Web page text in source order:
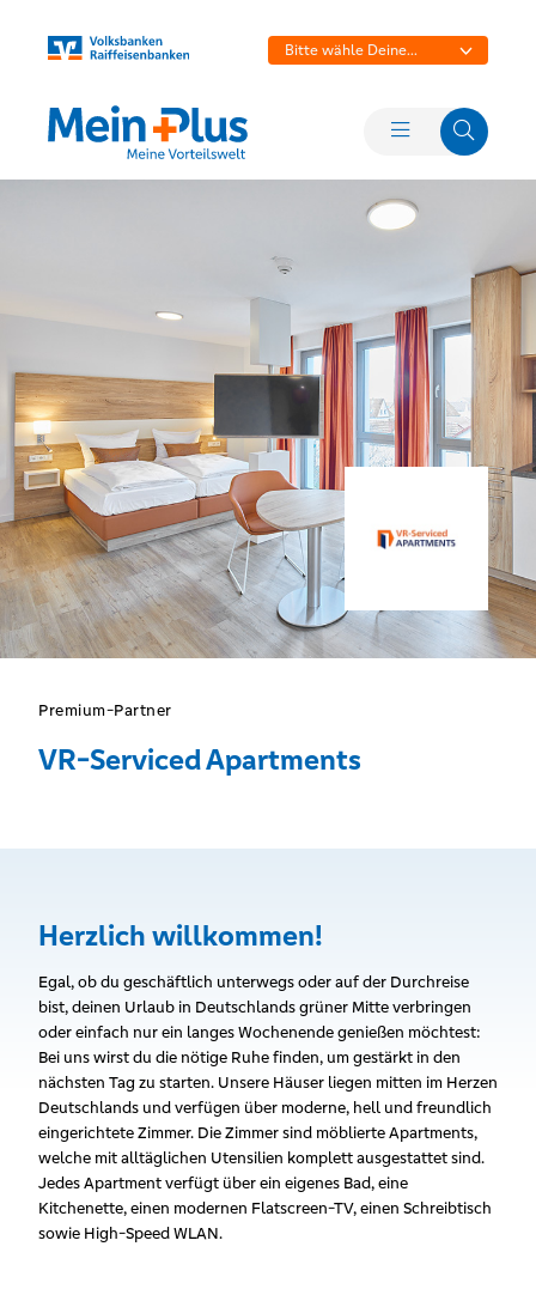
Bitte wähle Deine
Premium-Partner
VR-Serviced Apartments
Herzlich willkommen!
Egal, ob du geschäftlich unterwegs oder auf der Durchreise
bist, deinen Urlaub in Deutschlands grüner Mitte verbringen
oder einfach nur ein langes Wochenende genießen möchtest:
Bei uns wirst du die nötige Ruhe finden, um gestärkt in den
nächsten Tag zu starten. Unsere Häuser liegen mitten im Herzen
Deutschlands und verfügen über moderne, hell und freundlich
eingerichtete Zimmer. Die Zimmer sind möblierte Apartments,
welche mit alltäglichen Utensilien komplett ausgestattet sind.
Jedes Apartment verfügt über ein eigenes Bad, eine
Kitchenette, einen modernen Flatscreen-TV, einen Schreibtisch
sowie High-Speed WLAN.